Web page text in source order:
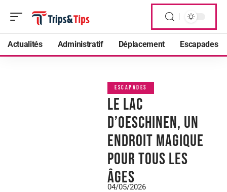
Actualités Administratif Déplacement Escapades
ESCAPADES
Le lac
d’Oeschinen, un
endroit magique
pour tous les
âges
04/05/2026